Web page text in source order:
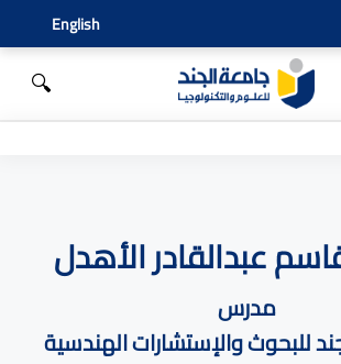
English
🔍
عبدالقادر الأهدل
مدرس
للبحوث والإستشارات الهندسية